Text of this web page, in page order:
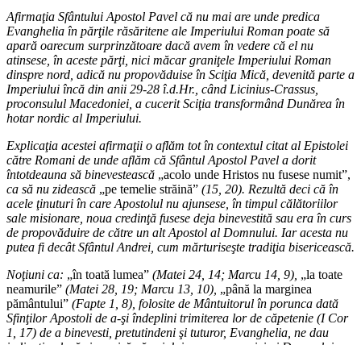
Afirmaţia Sfântului Apostol Pavel că nu mai are unde predica
Evanghelia în părţile răsăritene ale Imperiului Roman poate să
apară oarecum surprinzătoare dacă avem în vedere că el nu
atinsese, în aceste părţi, nici măcar graniţele Imperiului Roman
dinspre nord, adică nu propovăduise în Sciţia Mică, devenită parte a
Imperiului încă din anii 29-28 î.d.Hr., când Licinius-Crassus,
proconsulul Macedoniei, a cucerit Sciţia transformând Dunărea în
hotar nordic al Imperiului.
Explicaţia acestei afirmaţii o aflăm tot în contextul citat al Epistolei
către Romani de unde aflăm că Sfântul Apostol Pavel a dorit
întotdeauna să binevestească „acolo unde Hristos nu fusese numit”,
ca să nu zidească „pe temelie străină” (15, 20). Rezultă deci că în
acele ţinuturi în care Apostolul nu ajunsese, în timpul călătoriilor
sale misionare, noua credinţă fusese deja binevestită sau era în curs
de propovăduire de către un alt Apostol al Domnului. Iar acesta nu
putea fi decât Sfântul Andrei, cum mărturiseşte tradiţia bisericească.
Noţiuni ca: „în toată lumea” (Matei 24, 14; Marcu 14, 9), „la toate
neamurile” (Matei 28, 19; Marcu 13, 10), „până la marginea
pământului” (Fapte 1, 8), folosite de Mântuitorul în porunca dată
Sfinţilor Apostoli de a-şi îndeplini trimiterea lor de căpetenie (I Cor
1, 17) de a binevesti, pretutindeni şi tuturor, Evanghelia, ne dau